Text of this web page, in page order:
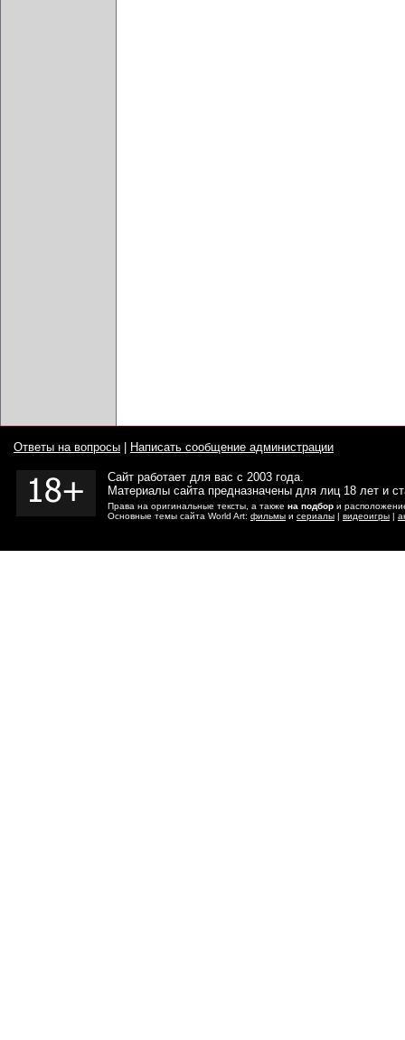
Ответы на вопросы Написать сообщение администрации
Сайт работает для вас с 2003 года.
Материалы сайта предназначены для лиц 18 лет и
Права на оригинальные тексты, а также на подбор и
Основные темы сайта World Art: фильмы и сериалы | видеоигры |